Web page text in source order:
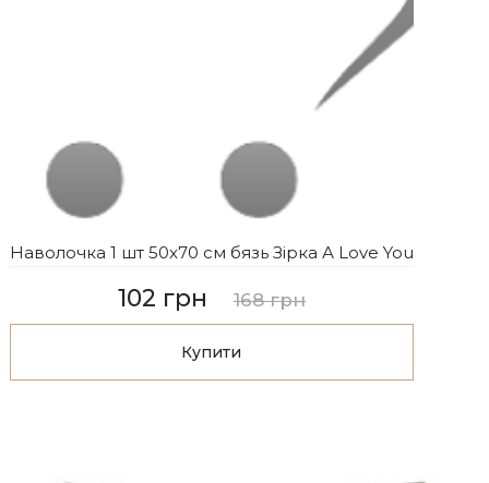
Наволочка 1 шт 50x70 см бязь Зірка А Love You
102 грн 168 грн
Купити